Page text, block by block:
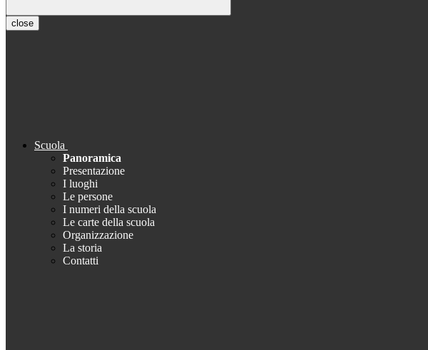
close
Scuola
Panoramica
Presentazione
I luoghi
Le persone
I numeri della scuola
Le carte della scuola
Organizzazione
La storia
Contatti